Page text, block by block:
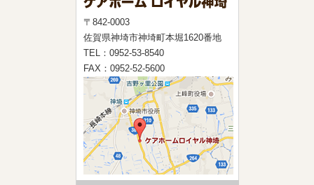
〒842-0003
佐賀県神埼市神埼町本堀1620番地
TEL：0952-53-8540
FAX：0952-52-5600